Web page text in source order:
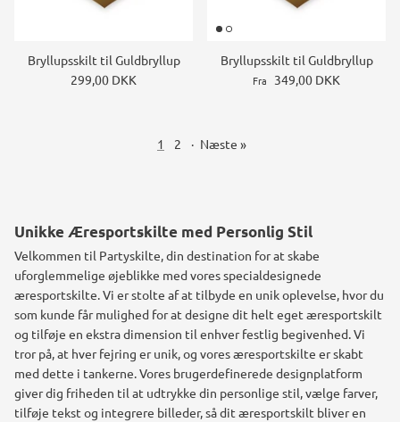
Bryllupsskilt til Guldbryllup
299,00 DKK
Bryllupsskilt til Guldbryllup
Fra 349,00 DKK
1 2 · Næste »
Unikke Æresportskilte med Personlig Stil
Velkommen til Partyskilte, din destination for at skabe
uforglemmelige øjeblikke med vores specialdesignede
æresportskilte. Vi er stolte af at tilbyde en unik oplevelse, hvor du
som kunde får mulighed for at designe dit helt eget æresportskilt
og tilføje en ekstra dimension til enhver festlig begivenhed.Vi
tror på, at hver fejring er unik, og vores æresportskilte er skabt
med dette i tankerne. Vores brugerdefinerede designplatform
giver dig friheden til at udtrykke din personlige stil, vælge farver,
tilføje tekst og integrere billeder, så dit æresportskilt bliver en